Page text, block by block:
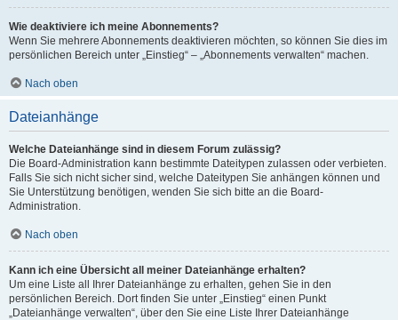
Wie deaktiviere ich meine Abonnements?
Wenn Sie mehrere Abonnements deaktivieren möchten, so können Sie dies im
persönlichen Bereich unter „Einstieg“ – „Abonnements verwalten“ machen.
Nach oben
Dateianhänge
Welche Dateianhänge sind in diesem Forum zulässig?
Die Board-Administration kann bestimmte Dateitypen zulassen oder verbieten.
Falls Sie sich nicht sicher sind, welche Dateitypen Sie anhängen können und
Sie Unterstützung benötigen, wenden Sie sich bitte an die Board-
Administration.
Nach oben
Kann ich eine Übersicht all meiner Dateianhänge erhalten?
Um eine Liste all Ihrer Dateianhänge zu erhalten, gehen Sie in den
persönlichen Bereich. Dort finden Sie unter „Einstieg“ einen Punkt
„Dateianhänge verwalten“, über den Sie eine Liste Ihrer Dateianhänge